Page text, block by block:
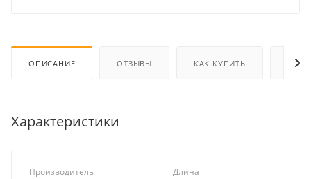
ОПИСАНИЕ ОТЗЫВЫ КАК КУПИТЬ
Характеристики
Производитель Длина